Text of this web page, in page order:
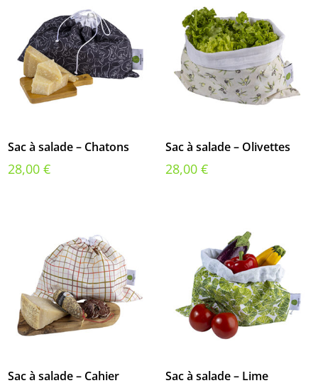
récent
au
plus
ancien
Sac à salade – Chatons
28,00€
Sac à salade – Olivettes
28,00 €
Sac à salade – Cahier Sac à salade – Lime